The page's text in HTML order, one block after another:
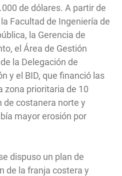
de dólares. A partir de
Facultad de Ingeniería de
la Gerencia de
el Área de Gestión
la Delegación de
y el BID, que financió las
zona prioritaria de 10
de costanera norte y
mayor erosión por
dispuso un plan de
de la franja costera y